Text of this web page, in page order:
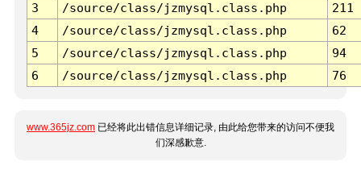
3 /source/class/jzmysql.class.php
211
4
/source/class/jzmysql.class.php
62
5
/source/class/jzmysql.class.php
94
6
/source/class/jzmysql.class.php 76
www.365jz.com 已经将此出错信息详细记录, 由此给您带来的访问不便我
们深感歉意.